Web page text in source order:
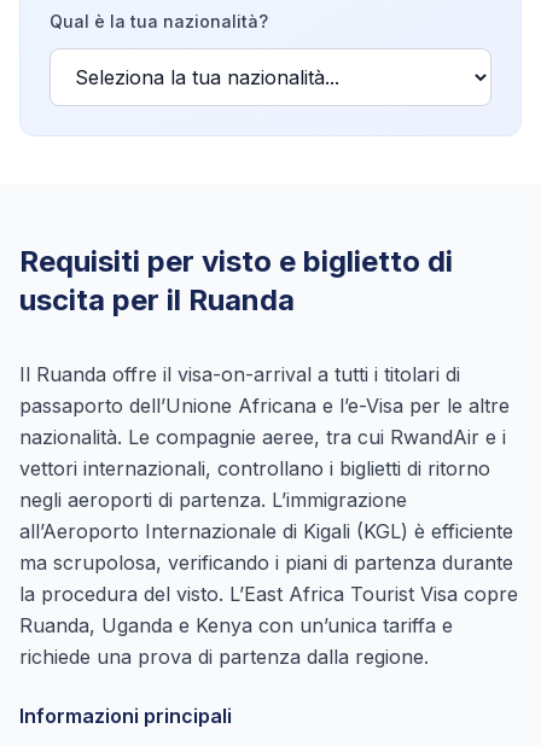
Qual è la tua nazionalità?
Requisiti per visto e biglietto di
uscita per il Ruanda
Il Ruanda offre il visa-on-arrival a tutti i titolari di
passaporto dell’Unione Africana e l’e-Visa per le altre
nazionalità. Le compagnie aeree, tra cui RwandAir e i
vettori internazionali, controllano i biglietti di ritorno
negli aeroporti di partenza. L’immigrazione
all’Aeroporto Internazionale di Kigali (KGL) è efficiente
ma scrupolosa, verificando i piani di partenza durante
la procedura del visto. L’East Africa Tourist Visa copre
Ruanda, Uganda e Kenya con un’unica tariffa e
richiede una prova di partenza dalla regione.
Informazioni principali